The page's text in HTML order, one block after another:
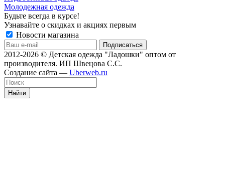
Молодежная одежда
Будьте всегда в курсе!
Узнавайте о скидках и акциях первым
Новости магазина
2012-2026 © Детская одежда "Ладошки" оптом от
производителя. ИП Швецова С.С.
Создание сайта — Uberweb.ru
Найти